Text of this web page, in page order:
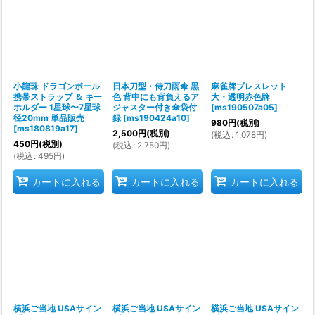
小龍珠 ドラゴンボール
携帯ストラップ ＆ キー
ホルダー 1星球〜7星球
径20mm 単品販売
[ms180819a17]
450円(税別)
(税込 : 495円)
カートに入れる
日本刀型・侍刀雨傘 黒
色 背中にも背負えるア
ジャスター付き傘袋付
録 [ms190424a10]
2,500円(税別)
(税込 : 2,750円)
カートに入れる
麻雀牌ブレスレット
大・透明赤色牌
[ms190507a05]
980円(税別)
(税込 : 1,078円)
カートに入れる
横浜ご当地 USAサイン
横浜ご当地 USAサイン
横浜ご当地 USAサイン